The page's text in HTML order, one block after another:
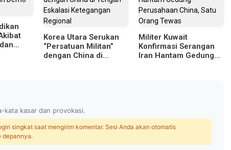
Korea Utara Serukan
“Persatuan Militan”
dengan China di
Militer Kuwait
Konfirmasi Serangan
Iran Hantam Gedung
kata kasar dan provokasi.
singkat saat mengirim komentar. Sesi Anda akan otomatis
depannya.